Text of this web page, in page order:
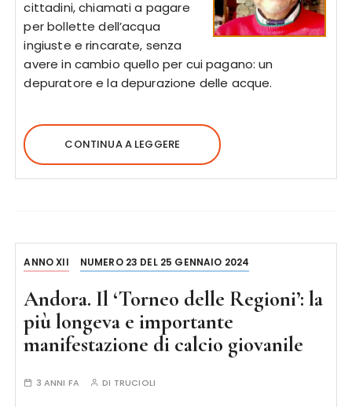
cittadini, chiamati a pagare
per bollette dell’acqua
ingiuste e rincarate, senza
avere in cambio quello per cui pagano: un
depuratore e la depurazione delle acque.
CONTINUA A LEGGERE
ANNO XII NUMERO 23 DEL 25 GENNAIO 2024
Andora. Il ‘Torneo delle Regioni’: la
più longeva e importante
manifestazione di calcio giovanile
3 ANNI FA DI TRUCIOLI